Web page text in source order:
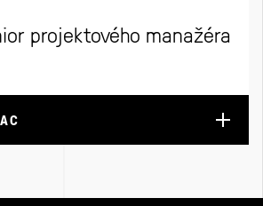
projektového manažéra